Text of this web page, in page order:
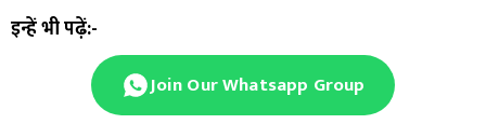
इन्हें भी पढ़ें:-
Join Our Whatsapp Group